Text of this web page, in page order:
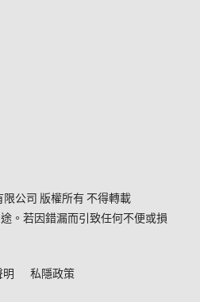
公司 版權所有 不得轉載
。若因錯漏而引致任何不便或損
私隱政策